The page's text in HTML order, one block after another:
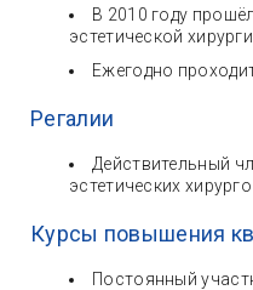
В 2010 году
эстетической
Ежегодно
Регалии
Действительный
эстетических
Курсы повышения
Постоянный